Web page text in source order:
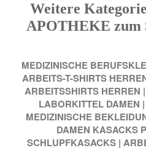
Weitere
APOTHEKE zum
MEDIZINISCHE
ARBEITS-T-SHIRTS
ARBEITSSHIRTS HERREN |
LABORKITTEL DAMEN |
MEDIZINISCHE
DAMEN KASACKS
SCHLUPFKASACKS |